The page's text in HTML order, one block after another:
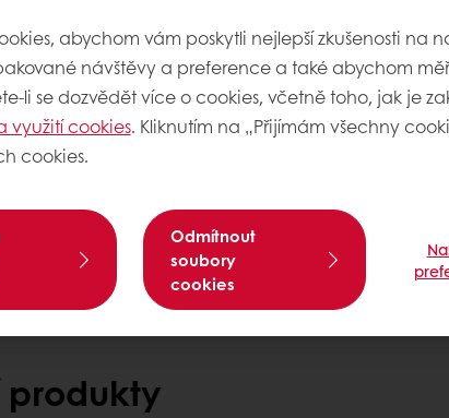
Reduction 50 %
a významné úspory
vybavení
skladování za
Potřebujete více
produkty
abychom vám poskytli nejlepší zkušenosti na
návštěvy a preference a také abychom
li se dozvědět více o cookies, včetně toho, jak je
využití cookies. Kliknutím na „Přijímám všechny
cookies.
Odmítnout
soubory
cookies